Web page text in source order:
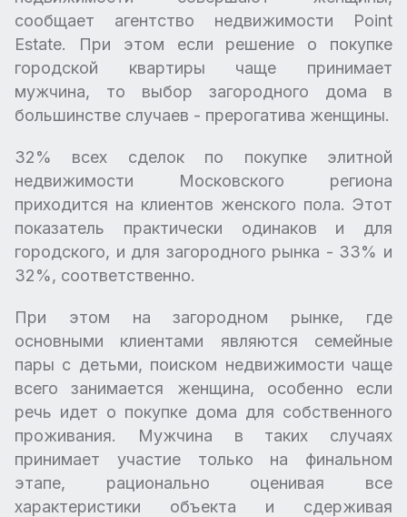
сообщает агентство недвижимости Point
Estate. При этом если решение о покупке
городской квартиры чаще принимает
мужчина, то выбор загородного дома в
большинстве случаев - прерогатива женщины.
32% всех сделок по покупке элитной
недвижимости Московского региона
приходится на клиентов женского пола. Этот
показатель практически одинаков и для
городского, и для загородного рынка - 33% и
32%, соответственно.
При этом на загородном рынке, где
основными клиентами являются семейные
пары с детьми, поиском недвижимости чаще
всего занимается женщина, особенно если
речь идет о покупке дома для собственного
проживания. Мужчина в таких случаях
принимает участие только на финальном
этапе, рационально оценивая все
характеристики объекта и сдерживая